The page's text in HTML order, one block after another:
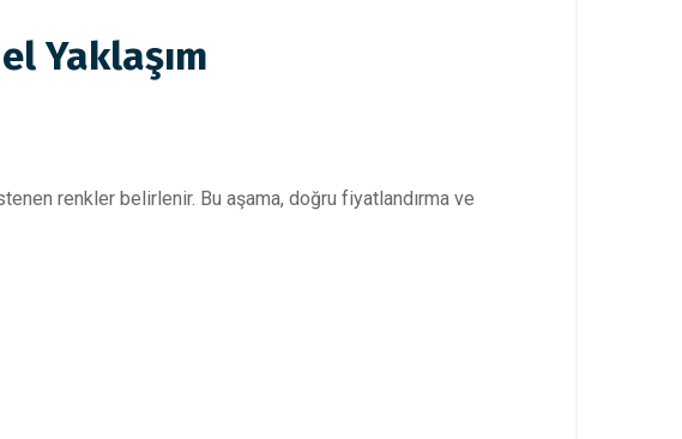
Yaklaşım
renkler belirlenir. Bu aşama, doğru fiyatlandırma ve